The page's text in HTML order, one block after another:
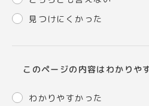
見つけにくかった
このページの内容はわかりや
わかりやすかった